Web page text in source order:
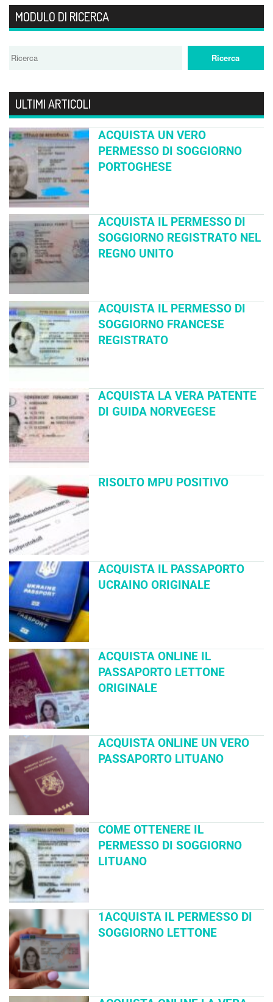
MODULO DI RICERCA
ULTIMI ARTICOLI
ACQUISTA UN VERO
PERMESSO DI SOGGIORNO
PORTOGHESE
ACQUISTA IL PERMESSO DI
SOGGIORNO REGISTRATO NEL
REGNO UNITO
ACQUISTA IL PERMESSO DI
SOGGIORNO FRANCESE
REGISTRATO
ACQUISTA LA VERA PATENTE
DI GUIDA NORVEGESE
RISOLTO MPU POSITIVO
ACQUISTA IL PASSAPORTO
UCRAINO ORIGINALE
ACQUISTA ONLINE IL
PASSAPORTO LETTONE
ORIGINALE
ACQUISTA ONLINE UN VERO
PASSAPORTO LITUANO
COME OTTENERE IL
PERMESSO DI SOGGIORNO
LITUANO
1ACQUISTA IL PERMESSO DI
SOGGIORNO LETTONE